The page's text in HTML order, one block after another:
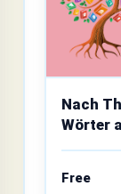
Nach
Wörter
Free